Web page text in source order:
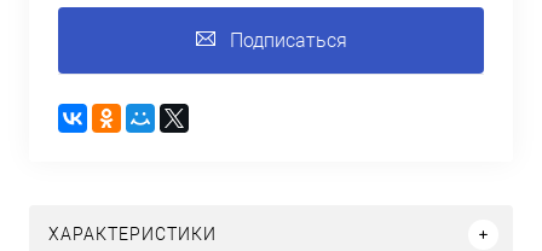
Подписаться
ХАРАКТЕРИСТИКИ